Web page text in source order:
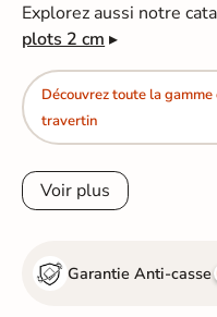
Explorez aussi notre
plots 2 cm ▸
Découvrez toute la
travertin
Voir plus
Garantie Anti-casse